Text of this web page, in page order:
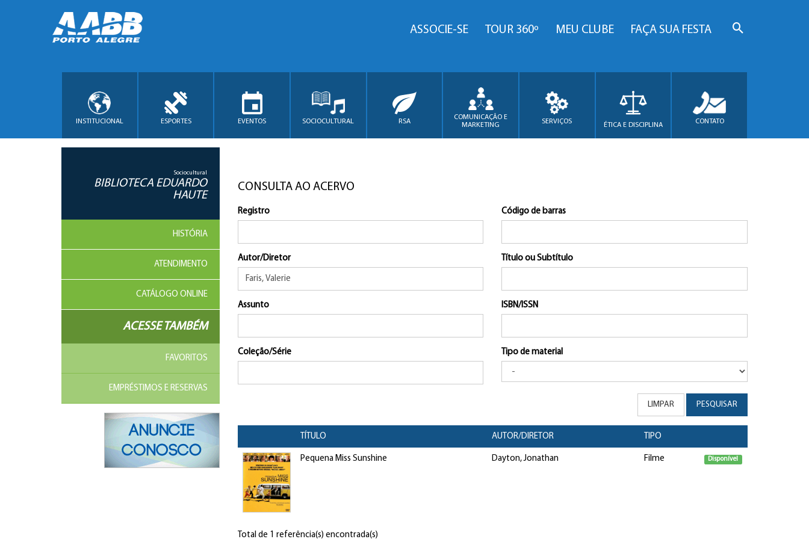
ASSOCIE-SE TOUR 360º MEU CLUBE FAÇA SUA FESTA
INSTITUCIONAL ESPORTES EVENTOS SOCIOCULTURAL RSA
COMUNICAÇÃO E
MARKETING
SERVIÇOS ÉTICA E DISCIPLINA CONTATO
Sociocultural
BIBLIOTECA EDUARDO
HAUTE
HISTÓRIA
ATENDIMENTO
CATÁLOGO ONLINE
ACESSE TAMBÉM
FAVORITOS
EMPRÉSTIMOS E RESERVAS
CONSULTA AO ACERVO
Registro Código de barras
Autor/Diretor Título ou Subtítulo
Assunto ISBN/ISSN
Coleção/Série Tipo de material
LIMPAR PESQUISAR
TÍTULO AUTOR/DIRETOR TIPO
Pequena Miss Sunshine Dayton, Jonathan Filme Disponível
Total de 1 referência(s) encontrada(s)